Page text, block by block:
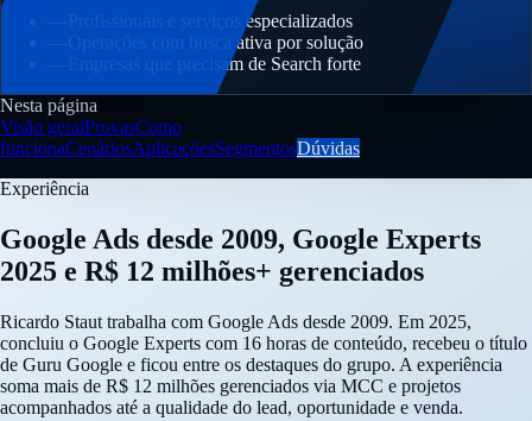
Profissionais e serviços especializados
Operações com busca ativa por solução
Empresas que precisam de Search forte
Nesta página
Visão geralProvasComo
funcionaCenáriosAplicaçõesSegmentosDúvidas
Experiência
Google Ads desde 2009, Google Experts
2025 e R$ 12 milhões+ gerenciados
Ricardo Staut trabalha com Google Ads desde 2009. Em 2025,
concluiu o Google Experts com 16 horas de conteúdo, recebeu o título
de Guru Google e ficou entre os destaques do grupo. A experiência
soma mais de R$ 12 milhões gerenciados via MCC e projetos
acompanhados até a qualidade do lead, oportunidade e venda.